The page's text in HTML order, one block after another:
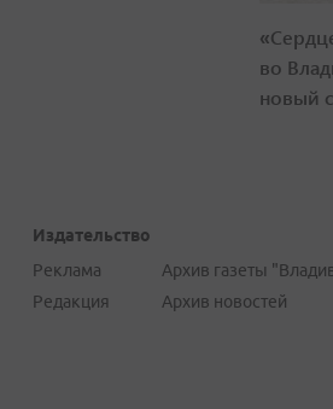
во
новый
Издательство
Реклама
Редакция
Архив газеты
Архив новостей